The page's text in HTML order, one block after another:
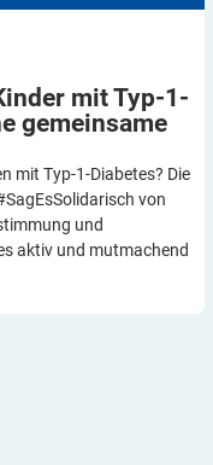
mit Typ-1-
gemeinsame
mit Typ-1-Diabetes? Die
von
und
aktiv und mutmachend